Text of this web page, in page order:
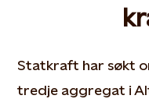
Statkraft har søkt
tredje aggregat i